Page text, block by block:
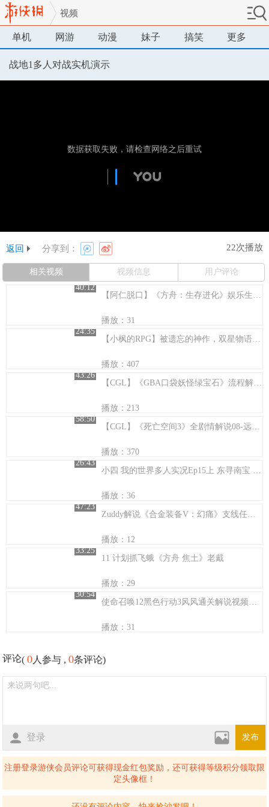
视频
单机 网游 动漫 妹子 搞笑 更多
战地1多人对战实机演示
返回 分享到： 22次播放
相关视频 视频信息
用户评论
40:12
【阿仁脱口】《方舟：生存进化》娱乐生存【24】跑赢时间却输给霸王~
播放：31
24:35
【小枫的RPG】被遗忘的神作，双星物语2.ep22-包子脸妹子最终BOSS
播放：407
43:26
【CGL】《GBA口袋妖怪绿宝石》流程解说第一期
播放：213
58:50
【CGL】《死亡空间3》全剧情解说08-远古巨兽
播放：370
26:43
小四 我的世界多人实况Ep15上 东寻南宝 坑爹呢
播放：36
47:23
Zuddy解说《合金装备V：幻痛》支线任务实况抢劫 第1期
播放：12
33:25
11 计划抓飞蛾《方舟 焦土》老戴
播放：29
30:54
使命召唤12黑色行动3风风通关解说视频第七期
播放：31
评论(0 人参与 ,0条评论)
登录 发布
注册登录游侠会员评论可获得现金红包奖励，还可获得等级积分领取限
定头像框！